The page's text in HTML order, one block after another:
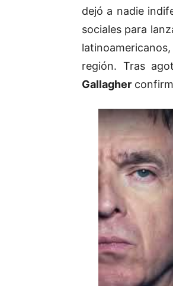
dejó a nadie
sociales para
región. Tras
Gallagher